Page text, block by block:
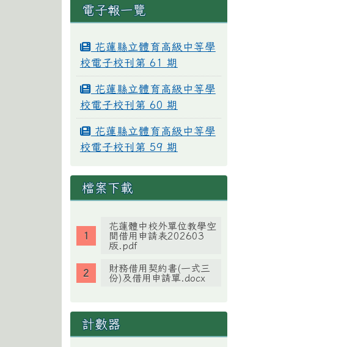
電子報一覽
花蓮縣立體育高級中等學
校電子校刊第 61 期
花蓮縣立體育高級中等學
校電子校刊第 60 期
花蓮縣立體育高級中等學
校電子校刊第 59 期
檔案下載
花蓮體中校外單位教學空
間借用申請表202603
版.pdf
財務借用契約書(一式三
份)及借用申請單.docx
計數器